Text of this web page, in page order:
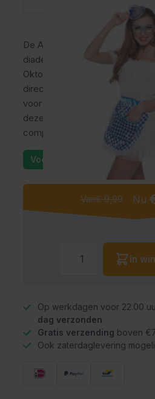
De Accessoire Set
diadeem en bril is de perfecte
Oktoberfest outfit. Deze
direct voor een gezellige
voor Oktoberfest, carnaval en
deze accessoires maak je
compleet.
Voorraad: 11
Van€ 9,99 Nu
In
Op werkdagen voor 22.00
dag verzonden
Gratis verzending boven
Ook zaterdaglevering